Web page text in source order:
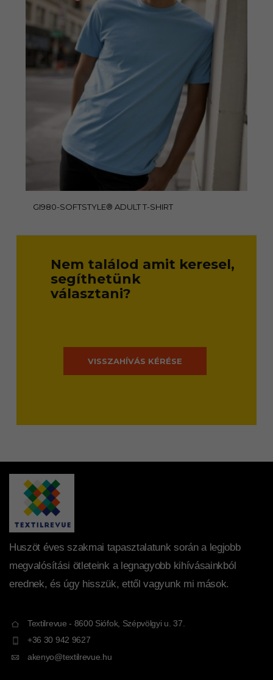
GI980-SOFTSTYLE® ADULT T-SHIRT
Nem találod amit keresel,
segíthetünk
választani?
VISSZAHÍVÁS KÉRÉSE
Huszöt éves szakmai tapasztalatunk során a legjobb
megvalósítási ötleteink a legnagyobb kihívásainkból
erednek, és úgy hisszük, ettől vagyunk mi mások.
Textilrevue - 8600 Siófok, Szépvölgyi u. 37.
+36 30 942 9627
akenyo@textilrevue.hu